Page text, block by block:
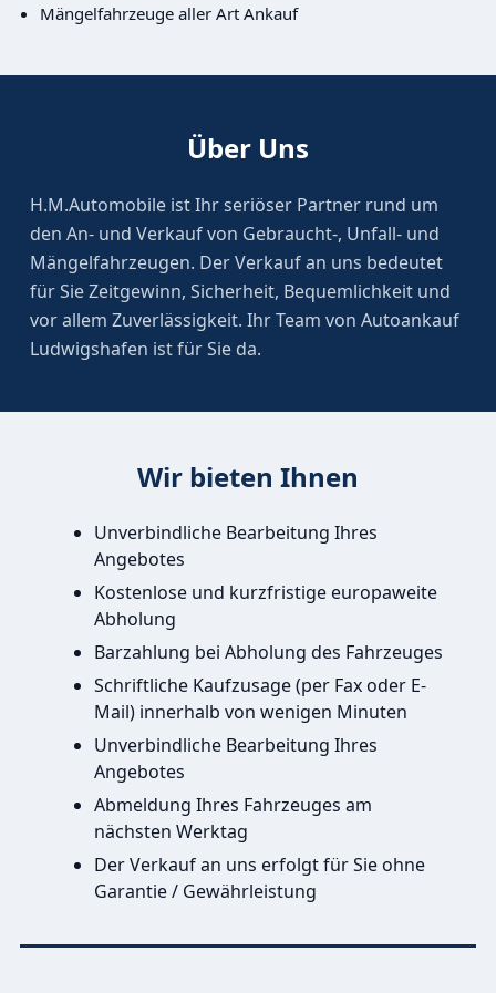
Mängelfahrzeuge aller Art Ankauf
Über Uns
H.M.Automobile ist Ihr seriöser Partner rund um
den An- und Verkauf von Gebraucht-, Unfall- und
Mängelfahrzeugen. Der Verkauf an uns bedeutet
für Sie Zeitgewinn, Sicherheit, Bequemlichkeit und
vor allem Zuverlässigkeit. Ihr Team von Autoankauf
Ludwigshafen ist für Sie da.
Wir bieten Ihnen
Unverbindliche Bearbeitung Ihres
Angebotes
Kostenlose und kurzfristige europaweite
Abholung
Barzahlung bei Abholung des Fahrzeuges
Schriftliche Kaufzusage (per Fax oder E-
Mail) innerhalb von wenigen Minuten
Unverbindliche Bearbeitung Ihres
Angebotes
Abmeldung Ihres Fahrzeuges am
nächsten Werktag
Der Verkauf an uns erfolgt für Sie ohne
Garantie / Gewährleistung